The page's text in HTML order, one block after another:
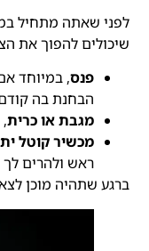
לפני שאתה מתחיל
שיכולים להפוך את
פנס, במיוחד
הבחנת בה
מגבת או כרית
מכשיר קוטל
ראש ולהרים
ברגע שתהיה מוכן